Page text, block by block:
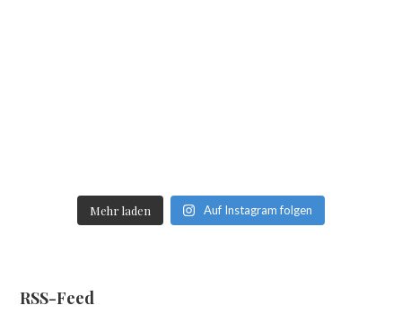
Mehr laden Auf Instagram folgen
RSS-Feed